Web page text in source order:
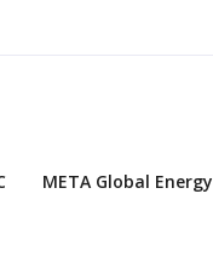
META Global Energy